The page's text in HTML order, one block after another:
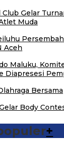
Gelar
Muda
Aceh
Maluku,
Diapresesi
Bersama
Body
+